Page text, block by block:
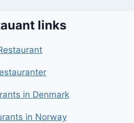
links
in Denmark
in Norway